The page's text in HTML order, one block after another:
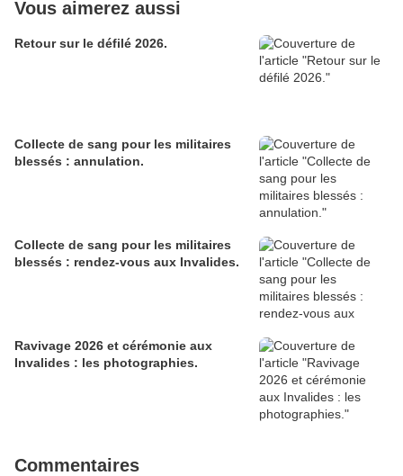
Vous aimerez aussi
Retour sur le défilé 2026.
Collecte de sang pour les militaires
blessés : annulation.
Collecte de sang pour les militaires
blessés : rendez-vous aux Invalides.
Ravivage 2026 et cérémonie aux
Invalides : les photographies.
Commentaires